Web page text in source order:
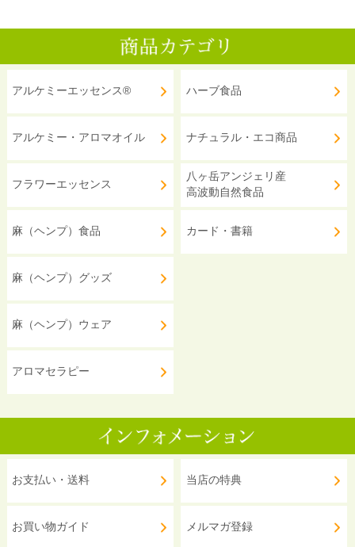
アルケミーエッセンス®
アルケミー・アロマオイル
フラワーエッセンス
麻（ヘンプ）食品
麻（ヘンプ）グッズ
麻（ヘンプ）ウェア
アロマセラピー
ハーブ食品
ナチュラル・エコ商品
八ヶ岳アンジェリ産
高波動自然食品
カード・書籍
お支払い・送料
お買い物ガイド
当店の特典
メルマガ登録